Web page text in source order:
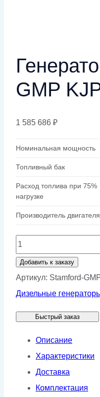
GMP
1 585 686 ₽
Номинальная мощность
Топливный бак
Расход топлива при 75%
нагрузке
Производитель двигателя
Количество
товара
Генератор
Stamford
KJP110
Добавить к заказу
Артикул: Stamford-
Дизельные
Быстрый заказ
Описание
Характеристики
Доставка
Комплектация